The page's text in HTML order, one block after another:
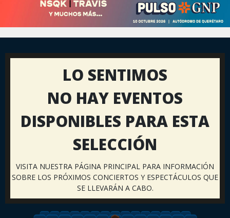
LO SENTIMOS
NO HAY EVENTOS
DISPONIBLES PARA ESTA
SELECCIÓN
VISITA NUESTRA PÁGINA PRINCIPAL PARA INFORMACIÓN
SOBRE LOS PRÓXIMOS CONCIERTOS Y ESPECTÁCULOS QUE
SE LLEVARÁN A CABO.